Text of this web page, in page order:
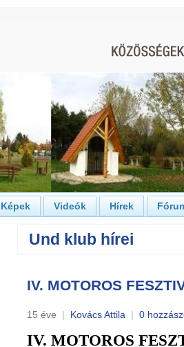
Képek Videók Hírek
Und klub hírei
IV. MOTOROS
15 éve | Kovács Attila | 0
IV. MOTOROS